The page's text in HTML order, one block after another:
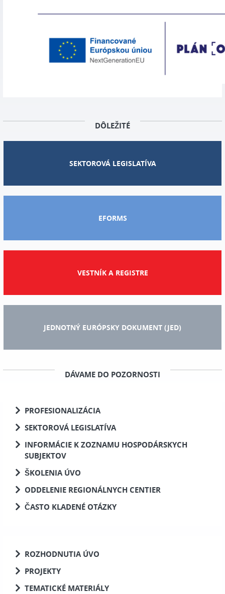
DÔLEŽITÉ
SEKTOROVÁ LEGISLATÍVA
EFORMS
VESTNÍK A REGISTRE
JEDNOTNÝ EURÓPSKY DOKUMENT (JED)
DÁVAME DO POZORNOSTI
PROFESIONALIZÁCIA
SEKTOROVÁ LEGISLATÍVA
INFORMÁCIE K ZOZNAMU HOSPODÁRSKYCH
SUBJEKTOV
ŠKOLENIA ÚVO
ODDELENIE REGIONÁLNYCH CENTIER
ČASTO KLADENÉ OTÁZKY
ROZHODNUTIA ÚVO
PROJEKTY
TEMATICKÉ MATERIÁLY